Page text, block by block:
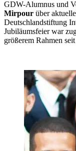
GDW-Alumnus und
Mirpour über
Deutschlandstiftung
Jubiläumsfeier war
größerem Rahmen